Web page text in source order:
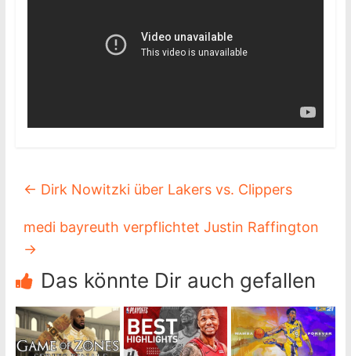
← Dirk Nowitzki über Lakers vs. Clippers
medi bayreuth verpflichtet Justin Raffington
→
Das könnte Dir auch gefallen